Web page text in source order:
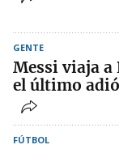
GENTE
Messi viaja a
el último
FÚTBOL